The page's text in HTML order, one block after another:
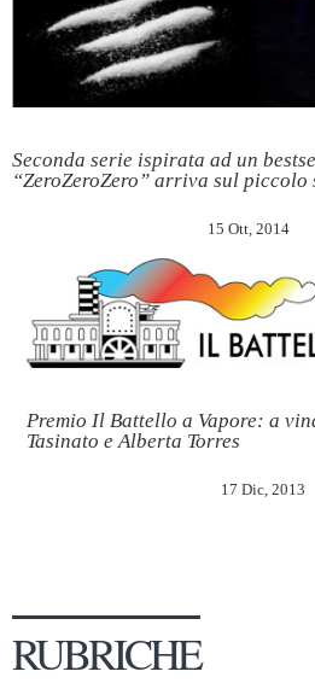
Seconda serie ispirata ad un
“ZeroZeroZero” arriva sul piccolo
15 Ott, 2014
Premio Il Battello a Vapore: a
Tasinato e Alberta Torres
17 Dic, 2013
RUBRICHE